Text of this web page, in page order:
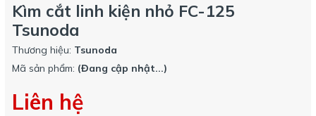
Kìm cắt linh kiện nhỏ FC-125
Tsunoda
Thương hiệu: Tsunoda
Mã sản phẩm: (Đang cập nhật...)
Liên hệ